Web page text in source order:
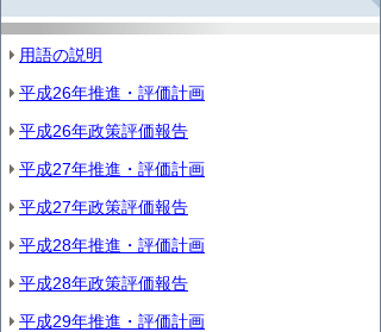
用語の説明
平成26年推進・評価計画
平成26年政策評価報告
平成27年推進・評価計画
平成27年政策評価報告
平成28年推進・評価計画
平成28年政策評価報告
平成29年推進・評価計画